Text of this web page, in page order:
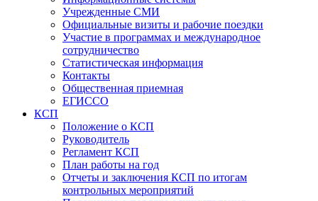
Учрежденные СМИ
Официальные визиты и рабочие поездки
Участие в программах и международное
сотрудничество
Статистическая информация
Контакты
Общественная приемная
ЕГИССО
КСП
Положение о КСП
Руководитель
Регламент КСП
План работы на год
Отчеты и заключения КСП по итогам
контрольных мероприятий